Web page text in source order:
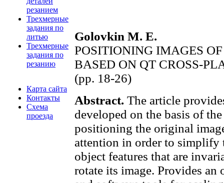
резанием
Трехмерные
задания по
литью
Трехмерные
задания по
резанию
Карта сайта
Контакты
Схема
проезда
Golovkin M. E.
POSITIONING IMAGES
BASED ON QT CROSS-
(pp. 18-26)
Abstract. The article
developed on the basis of
positioning the original
attention in order to simplify
object features that are
rotate its image. Provides